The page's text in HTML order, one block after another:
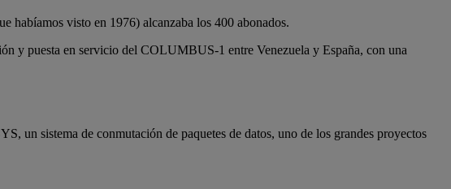
habíamos visto en 1976) alcanzaba los 400 abonados.
y puesta en servicio del COLUMBUS-1 entre Venezuela y España, con una
un sistema de conmutación de paquetes de datos, uno de los grandes proyectos